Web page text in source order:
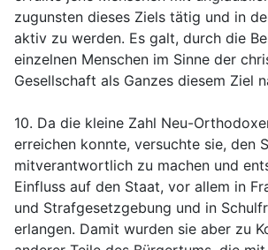
zugunsten dieses Ziels tätig und in
aktiv zu werden. Es galt, durch die
einzelnen Menschen im Sinne der
Gesellschaft als Ganzes diesem Ziel
10. Da die kleine Zahl Neu-
erreichen konnte, versuchte sie, den
mitverantwortlich zu machen und
Einfluss auf den Staat, vor allem in
und Strafgesetzgebung und in
erlangen. Damit wurden sie aber zu